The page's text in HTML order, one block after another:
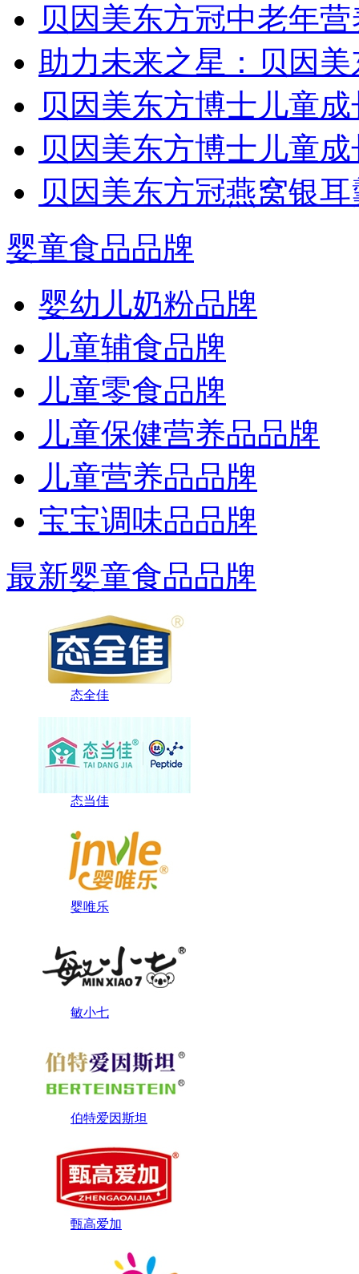
贝因美东方冠中老年
助力未来之星：贝因
贝因美东方博士儿童
贝因美东方博士儿童
贝因美东方冠燕窝银
婴童食品品牌
婴幼儿奶粉品牌
儿童辅食品牌
儿童零食品牌
儿童保健营养品品牌
儿童营养品品牌
宝宝调味品品牌
最新婴童食品品牌
态全佳
态当佳
婴唯乐
敏小七
伯特爱因斯坦
甄高爱加